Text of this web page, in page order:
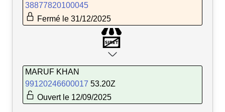
38877820100045
Fermé le 31/12/2025
MARUF KHAN
99120246600017 53.20Z
Ouvert le 12/09/2025